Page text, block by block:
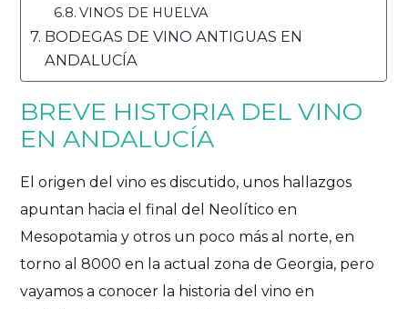
VINOS DE HUELVA
BODEGAS DE VINO ANTIGUAS EN
ANDALUCÍA
BREVE HISTORIA DEL VINO
EN ANDALUCÍA
El origen del vino es discutido, unos hallazgos
apuntan hacia el final del Neolítico en
Mesopotamia y otros un poco más al norte, en
torno al 8000 en la actual zona de Georgia, pero
vayamos a conocer la historia del vino en